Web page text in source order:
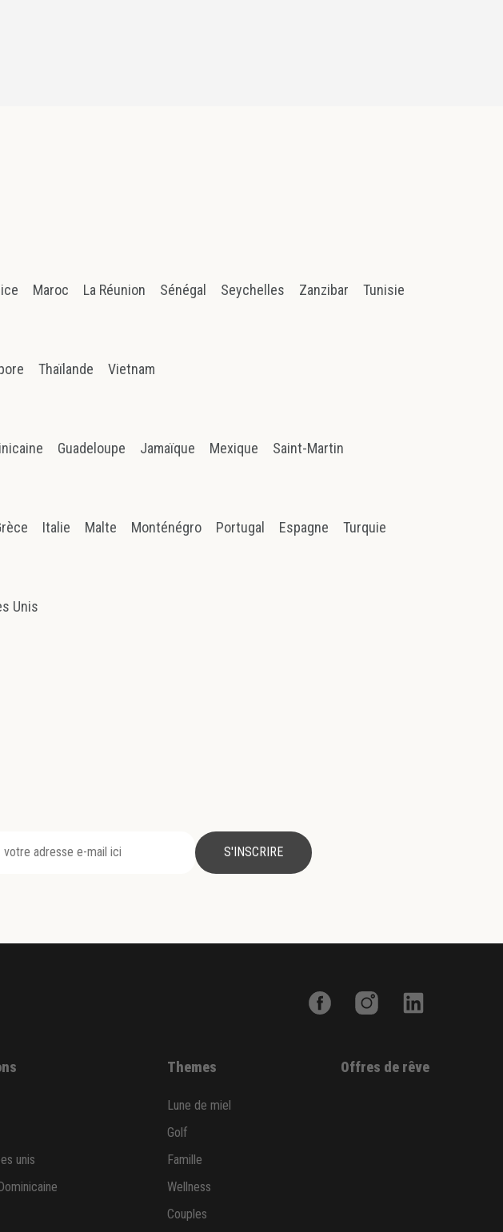
Maroc La Réunion Sénégal Seychelles Zanzibar Tunisie
Thaïlande Vietnam
Guadeloupe Jamaïque Mexique Saint-Martin
Italie Malte Monténégro Portugal Espagne Turquie
Unis
S'INSCRIRE
unis
Themes
Lune de miel
Golf
Famille
Wellness
Couples
Offres de rêve